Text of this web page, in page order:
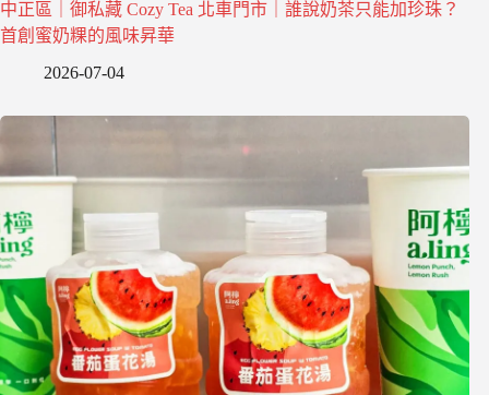
中正區｜御私藏 Cozy Tea 北車門市｜誰說奶茶只能加珍珠？
首創蜜奶粿的風味昇華
2026-07-04